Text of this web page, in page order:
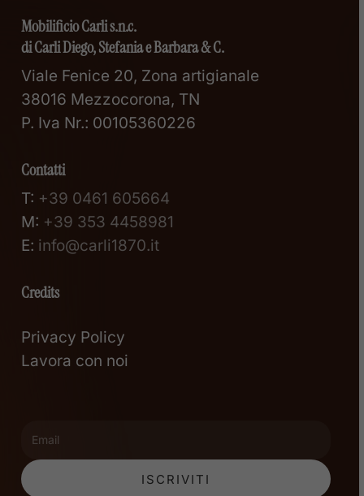
Mobilificio Carli s.n.c.
di Carli Diego, Stefania e Barbara & C.
Viale Fenice 20, Zona artigianale
38016 Mezzocorona, TN
P. Iva Nr.: 00105360226
Contatti
T: +39 0461 605664
M: +39 353 4458981
E: info@carli1870.it
Credits
Privacy Policy
Lavora con noi